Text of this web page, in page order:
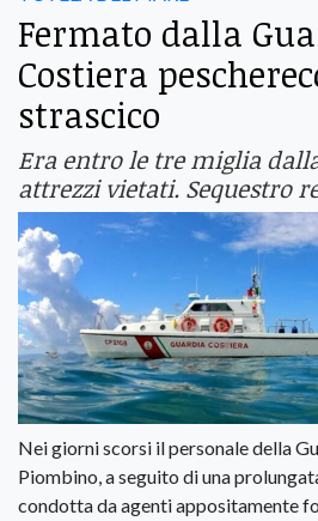
Fermato dalla
Costiera
strascico
Era entro le tre miglia
attrezzi vietati. Sequestro
Nei giorni scorsi il personale della
Piombino, a seguito di una
condotta da agenti appositamente